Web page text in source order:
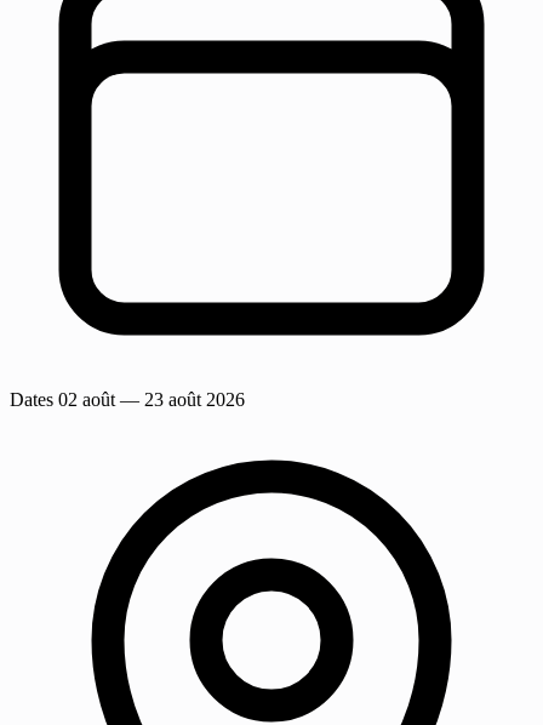
Dates 02 août — 23 août 2026